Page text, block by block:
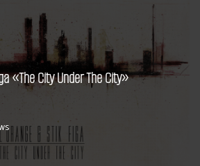
«The City Under The City»